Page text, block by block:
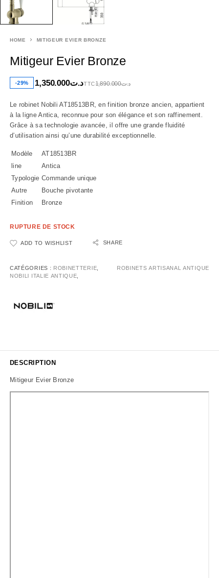
HOME MITIGEUR EVIER BRONZE
Mitigeur Evier Bronze
-29% د.ت1,890.000 د.ت1,350.000 TTC
Le robinet Nobili AT18513BR, en finition bronze ancien, appartient
à la ligne Antica, reconnue pour son élégance et son raffinement.
Grâce à sa technologie avancée, il offre une grande fluidité
d’utilisation ainsi qu’une durabilité exceptionnelle.
Modèle
AT18513BR
line
Antica
Typologie Commande unique
Autre
Bouche pivotante
Finition
Bronze
RUPTURE DE STOCK
ADD TO WISHLIST SHARE
CATÉGORIES : ROBINETTERIE
NOBILI ITALIE ANTIQUE
ROBINETS ARTISANAL ANTIQUE
DESCRIPTION
Mitigeur Evier Bronze